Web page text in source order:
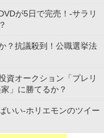
が5日で完売！-サラリ
？抗議殺到！公職選挙法
資オークション「プレリ
」に勝てるか？
いい-ホリエモンのツイー